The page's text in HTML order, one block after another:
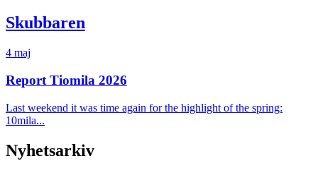
Skubbaren
4 maj
Report Tiomila 2026
Last weekend it was time again for the highlight of the spring:
10mila...
Nyhetsarkiv